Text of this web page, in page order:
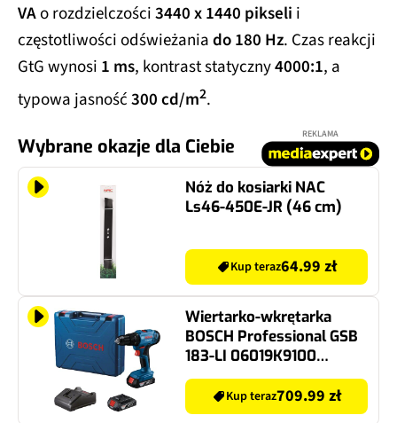
VAo rozdzielczości3440 x 1440 pikseli i
częstotliwości odświeżaniado 180 Hz. Czas reakcji
GtG wynosi 1 ms, kontrast statyczny4000:1, a
typowa jasność300 cd/m2.
Wybrane okazje dla Ciebie
REKLAMA
Nóż do kosiarki NAC
Ls46-450E-JR (46 cm)
Kup teraz64.99 zł
Wiertarko-wkrętarka
BOSCH Professional GSB
183-LI 06019K9100
zestaw akumulatorów
Kup teraz709.99 zł